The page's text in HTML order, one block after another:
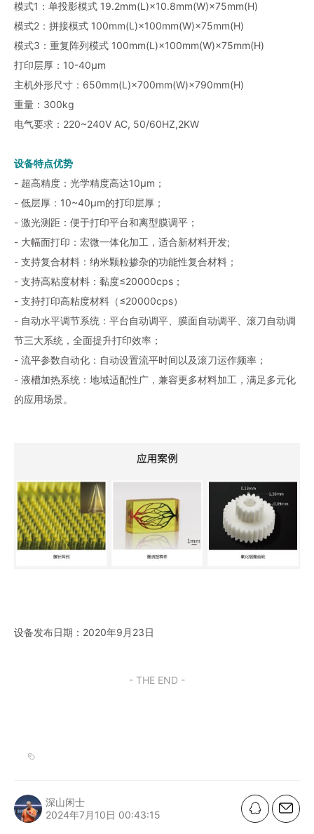
模式1：单投影模式 19.2mm(L)×10.8mm(W)×75mm(H)
模式2：拼接模式 100mm(L)×100mm(W)×75mm(H)
模式3：重复阵列模式 100mm(L)×100mm(W)×75mm(H)
打印层厚：10-40μm
主机外形尺寸：650mm(L)×700mm(W)×790mm(H)
重量：300kg
电气要求：220~240V AC, 50/60HZ,2KW
设备特点优势
- 超高精度：光学精度高达10μm；
- 低层厚：10~40μm的打印层厚；
- 激光测距：便于打印平台和离型膜调平；
- 大幅面打印：宏微一体化加工，适合新材料开发;
- 支持复合材料：纳米颗粒掺杂的功能性复合材料；
- 支持高粘度材料：黏度≤20000cps；
- 支持打印高粘度材料（≤20000cps）
- 自动水平调节系统：平台自动调平、膜面自动调平、滚刀自动调
节三大系统，全面提升打印效率；
- 流平参数自动化：自动设置流平时间以及滚刀运作频率；
- 液槽加热系统：地域适配性广，兼容更多材料加工，满足多元化
的应用场景。
设备发布日期：2020年9月23日
- THE END -
深山闲士
2024年7月10日 00:43:15